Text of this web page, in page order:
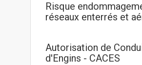
Risque
réseaux enterrés et
Autorisation de
d'Engins - CACES